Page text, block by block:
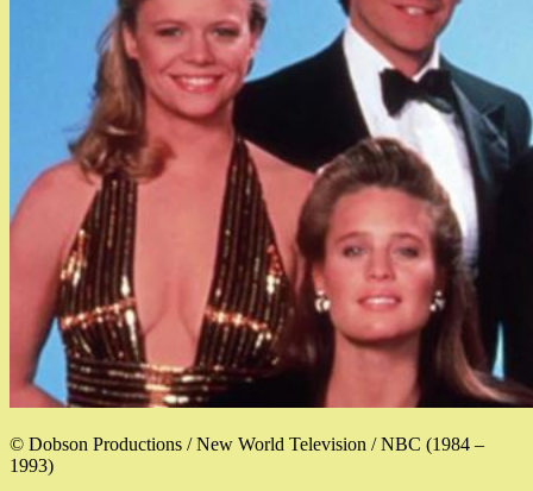
© Dobson Productions / New World Television / NBC (1984 –
1993)